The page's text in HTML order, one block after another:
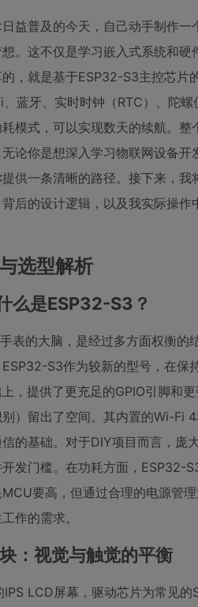
益普及的今天，自己动手制作
。这不仅是学习嵌入式系统和
，就是基于ESP32-S3主控芯
、蓝牙、实时时钟（RTC）、陀
模式，可以实现数天的续航。
论你是想深入学习物联网设备
供一条清晰的路径。接下来，
后的设计逻辑，以及我实际操作
选型解析
么是ESP32-S3？
表的大脑，是经过多方面权衡的
S3作为较新的型号，在
，提供了更充足的GPIO引脚和
）留出了空间。其内置的Wi-Fi
的基础。对于DIY项目而言，庞
发门槛。在功耗方面，ESP32-
要高，但通过合理的电源管
作的需求。
：视觉与触觉的平衡
IPS LCD屏幕，驱动芯片为常见